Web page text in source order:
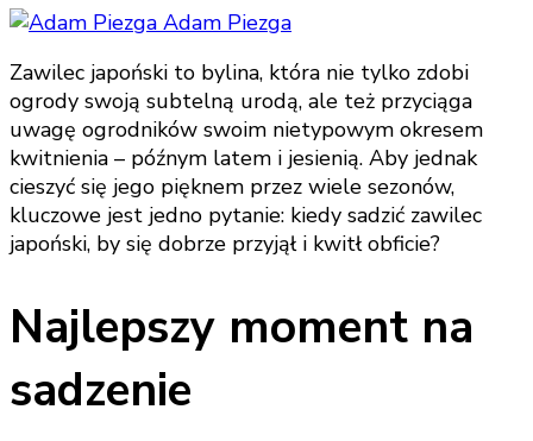
Adam Piezga
Zawilec japoński to bylina, która nie tylko zdobi
ogrody swoją subtelną urodą, ale też przyciąga
uwagę ogrodników swoim nietypowym okresem
kwitnienia – późnym latem i jesienią. Aby jednak
cieszyć się jego pięknem przez wiele sezonów,
kluczowe jest jedno pytanie: kiedy sadzić zawilec
japoński, by się dobrze przyjął i kwitł obficie?
Najlepszy moment na
sadzenie